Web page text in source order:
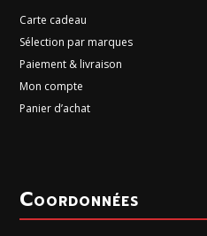
Carte cadeau
Sélection par marques
Paiement & livraison
Mon compte
Panier d’achat
Coordonnées